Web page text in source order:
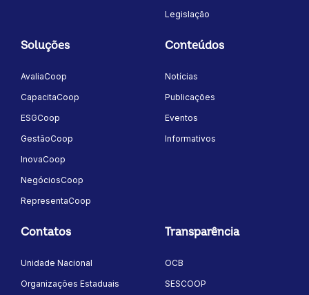
Legislação
Soluções
AvaliaCoop
CapacitaCoop
ESGCoop
GestãoCoop
InovaCoop
NegóciosCoop
RepresentaCoop
Conteúdos
Notícias
Publicações
Eventos
Informativos
Contatos
Unidade Nacional
Organizações Estaduais
Transparência
OCB
SESCOOP